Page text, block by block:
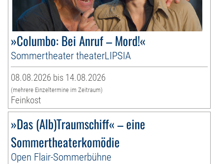
»Columbo: Bei Anruf – Mord!«
Sommertheater theaterLIPSIA
08.08.2026 bis 14.08.2026
(mehrere Einzeltermine im Zeitraum)
Feinkost
»Das (Alb)Traumschiff« – eine
Sommertheaterkomödie
Open Flair-Sommerbühne